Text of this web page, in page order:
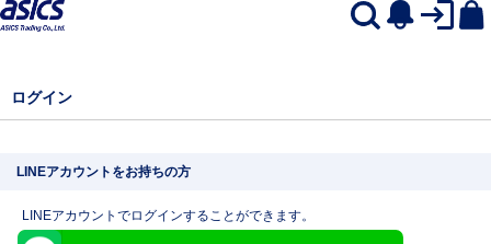
ログイン
LINEアカウントをお持ちの方
LINEアカウントでログインすることができます。